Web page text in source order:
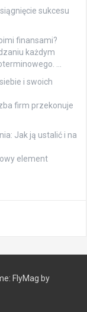
sukcesu
finansami?
każdym
…
i swoich
firm przekonuje
Jak ją ustalić i na
element
FlyMag by